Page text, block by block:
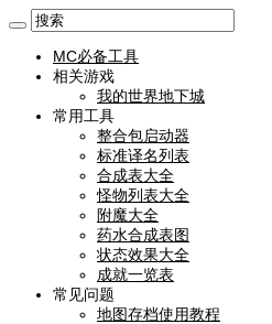
MC必备工具
相关游戏
我的世界地下城
常用工具
整合包启动器
标准译名列表
合成表大全
怪物列表大全
附魔大全
药水合成表图
状态效果大全
成就一览表
常见问题
地图存档使用教程